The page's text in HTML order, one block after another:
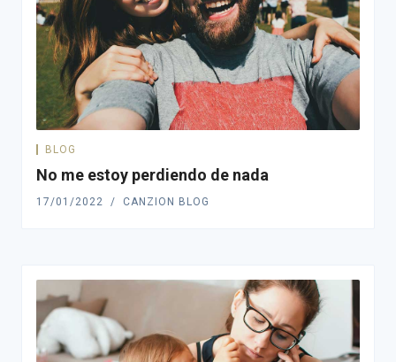
BLOG
No me estoy perdiendo de nada
17/01/2022 CANZION BLOG